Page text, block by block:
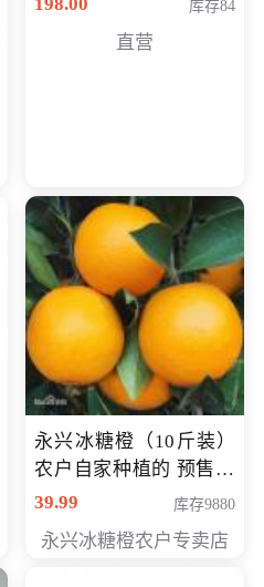
库存84
直营
永兴冰糖橙（10斤装）
农户自家种植的 预售10
万斤 会员包邮专享价
39.99 库存9880
永兴冰糖橙农户专卖店